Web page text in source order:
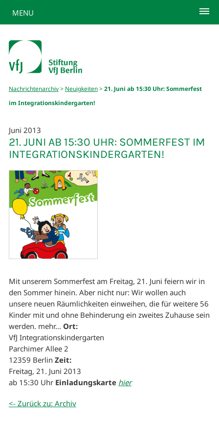
MENU
Nachrichtenarchiv> Neuigkeiten>21. Juni ab 15:30 Uhr: Sommerfest
im Integrationskindergarten!
Juni 2013
21. JUNI AB 15:30 UHR: SOMMERFEST IM
INTEGRATIONSKINDERGARTEN!
Mit unserem Sommerfest am Freitag, 21. Juni feiern wir in
den Sommer hinein. Aber nicht nur: Wir wollen auch
unsere neuen Räumlichkeiten einweihen, die für weitere 56
Kinder mit und ohne Behinderung ein zweites Zuhause sein
werden. mehr... Ort:
VfJ Integrationskindergarten
Parchimer Allee 2
12359 Berlin Zeit:
Freitag, 21. Juni 2013
ab 15:30 Uhr Einladungskarte hier
<- Zurück zu: Archiv